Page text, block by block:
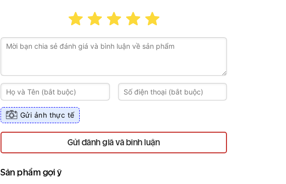
Gửi ảnh thực tế
Gửi đánh giá và bình luận
Sản phẩm gợi ý